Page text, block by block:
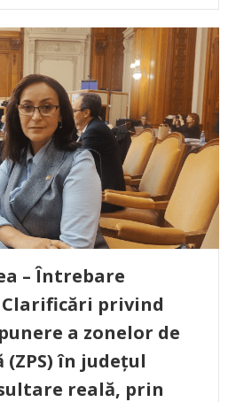
– Întrebare
privind
a zonelor de
în județul
reală, prin